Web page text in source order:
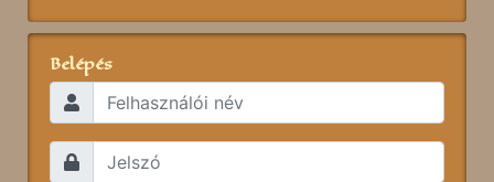
Belépés